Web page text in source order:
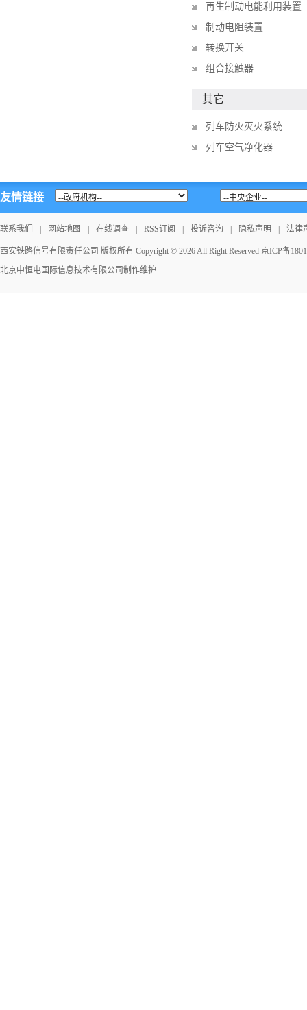
再生制动电能利用装置
制动电阻装置
转换开关
组合接触器
其它
列车防火灭火系统
列车空气净化器
友情链接
联系我们 网站地图 在线调查 RSS订阅 投诉咨询 隐私声明 法律
西安铁路信号有限责任公司 版权所有 Copyright © 2026 All Right Reserved 京ICP备
北京中恒电国际信息技术有限公司 制作维护